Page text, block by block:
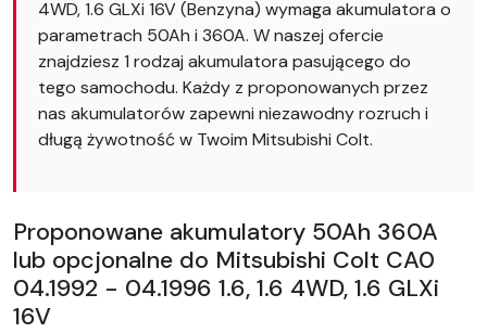
4WD, 1.6 GLXi 16V (Benzyna) wymaga akumulatora o
parametrach 50Ah i 360A. W naszej ofercie
znajdziesz 1 rodzaj akumulatora pasującego do
tego samochodu. Każdy z proponowanych przez
nas akumulatorów zapewni niezawodny rozruch i
długą żywotność w Twoim Mitsubishi Colt.
Proponowane akumulatory 50Ah 360A
lub opcjonalne do Mitsubishi Colt CA0
04.1992 - 04.1996 1.6, 1.6 4WD, 1.6 GLXi
16V